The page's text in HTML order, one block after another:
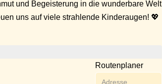
und Begeisterung in die wunderbare Welt
uns auf viele strahlende Kinderaugen! 💖
Routenplaner